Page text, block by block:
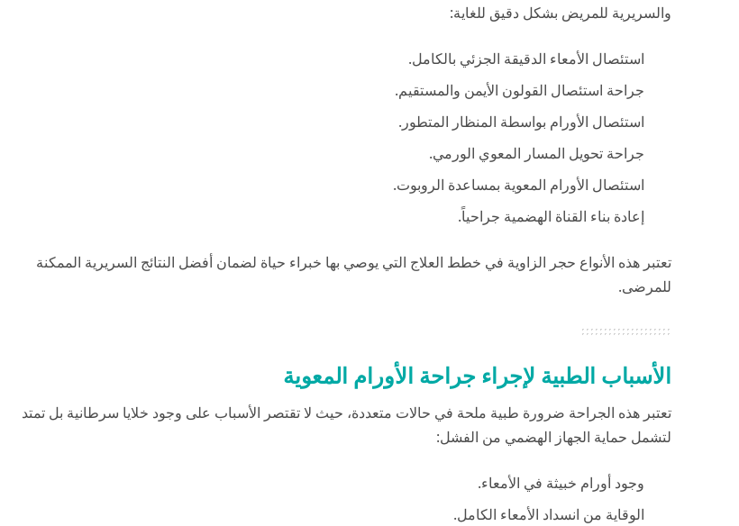
والسريرية للمريض بشكل دقيق للغاية:
استئصال الأمعاء الدقيقة الجزئي بالكامل.
جراحة استئصال القولون الأيمن والمستقيم.
استئصال الأورام بواسطة المنظار المتطور.
جراحة تحويل المسار المعوي الورمي.
استئصال الأورام المعوية بمساعدة الروبوت.
إعادة بناء القناة الهضمية جراحياً.
تعتبر هذه الأنواع حجر الزاوية في خطط العلاج التي يوصي بها خبراء حياة لضمان أفضل النتائج السريرية الممكنة
للمرضى.
الأسباب الطبية لإجراء جراحة الأورام المعوية
تعتبر هذه الجراحة ضرورة طبية ملحة في حالات متعددة، حيث لا تقتصر الأسباب على وجود خلايا سرطانية بل تمتد
لتشمل حماية الجهاز الهضمي من الفشل:
وجود أورام خبيثة في الأمعاء.
الوقاية من انسداد الأمعاء الكامل.